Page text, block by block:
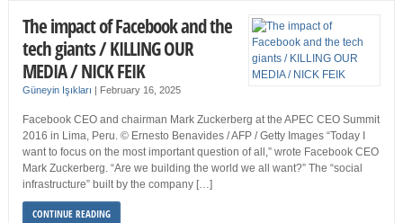
The impact of Facebook and the
tech giants / KILLING OUR
MEDIA / NICK FEIK
Güneyin Işıkları | February 16, 2025
Facebook CEO and chairman Mark Zuckerberg at the APEC CEO Summit
2016 in Lima, Peru. © Ernesto Benavides / AFP / Getty Images “Today I
want to focus on the most important question of all,” wrote Facebook CEO
Mark Zuckerberg. “Are we building the world we all want?” The “social
infrastructure” built by the company […]
CONTINUE READING